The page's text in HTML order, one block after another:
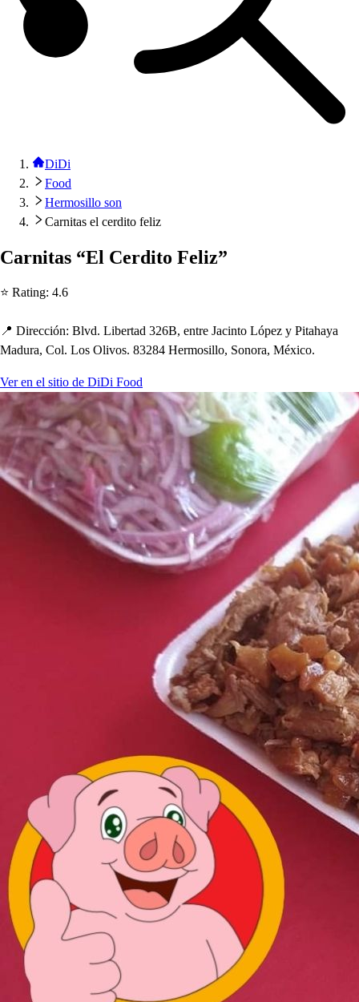
DiDi
Food
Hermosillo son
Carnitas el cerdito feliz
Carnitas “El Cerdito Feliz”
⭐ Rating: 4.6
📍 Dirección: Blvd. Libertad 326B, entre Jacinto López y Pitahaya
Madura, Col. Los Olivos. 83284 Hermosillo, Sonora, México.
Ver en el sitio de DiDi Food